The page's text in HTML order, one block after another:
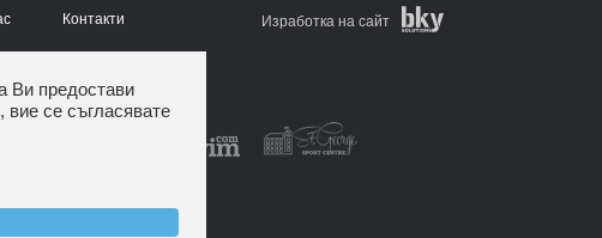
Контакти Изработка на сайт
Ви предостави
вие се съгласявате